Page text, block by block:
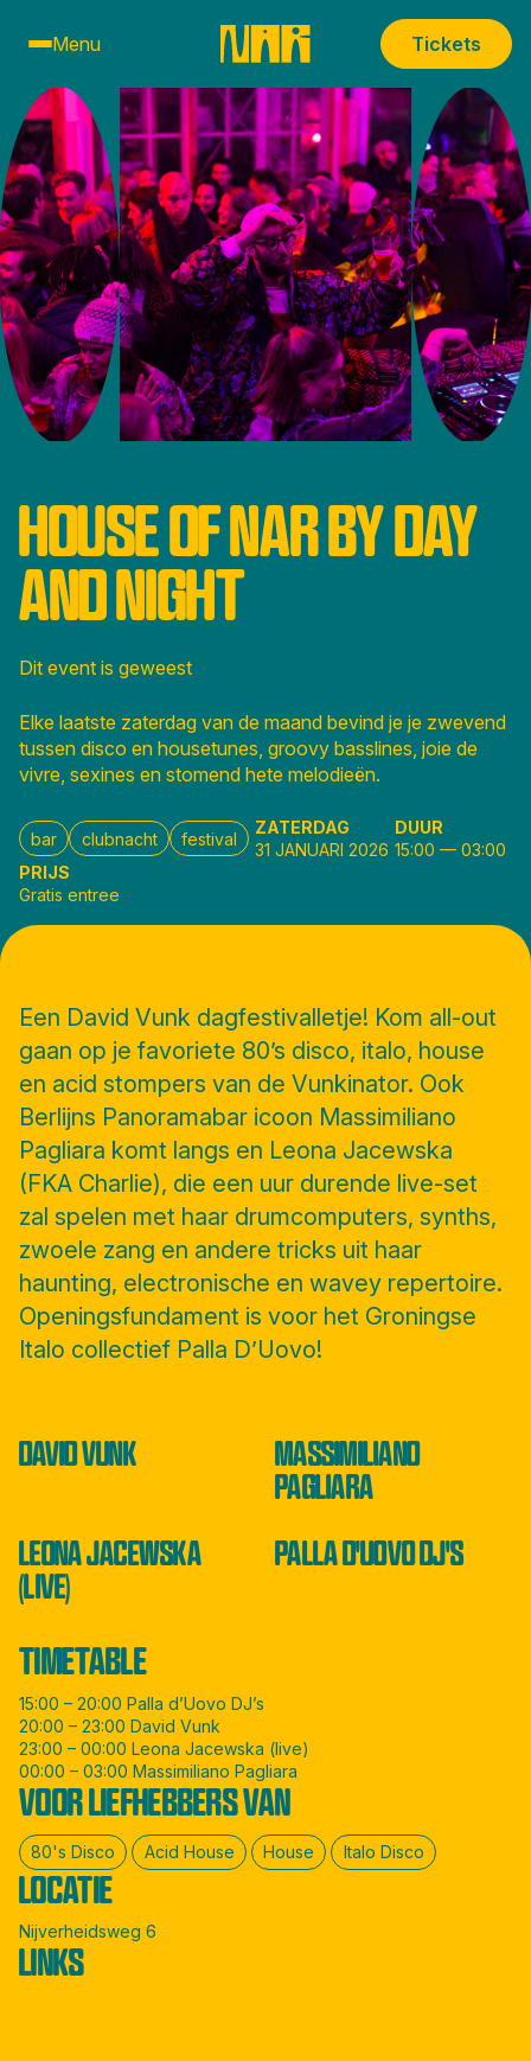
Menu Tickets
HOUSE OF NAR BY DAY
AND NIGHT
Dit event is geweest
Elke laatste zaterdag van de maand bevind je je zwevend
tussen disco en housetunes, groovy basslines, joie de
vivre, sexines en stomend hete melodieën.
bar clubnacht festival
ZATERDAG
31 JANUARI 2026
DUUR
15:00—03:00
PRIJS
Gratis entree
TIMETABLE
15:00 – 20:00 Palla d’Uovo DJ’s
20:00 – 23:00 David Vunk
23:00 – 00:00 Leona Jacewska (live)
00:00 – 03:00 Massimiliano Pagliara
VOOR LIEFHEBBERS VAN
80's Disco Acid House House Italo Disco
LOCATIE
Nijverheidsweg 6
LINKS
Een David Vunk dagfestivalletje! Kom all-out
gaan op je favoriete 80’s disco, italo, house
en acid stompers van de Vunkinator. Ook
Berlijns Panoramabar icoon Massimiliano
Pagliara komt langs en Leona Jacewska
(FKA Charlie), die een uur durende live-set
zal spelen met haar drumcomputers, synths,
zwoele zang en andere tricks uit haar
haunting, electronische en wavey repertoire.
Openingsfundament is voor het Groningse
Italo collectief Palla D’Uovo!
DAVID VUNK
MASSIMILIANO
PAGLIARA
LEONA JACEWSKA
(LIVE)
PALLA D'UOVO DJ'S